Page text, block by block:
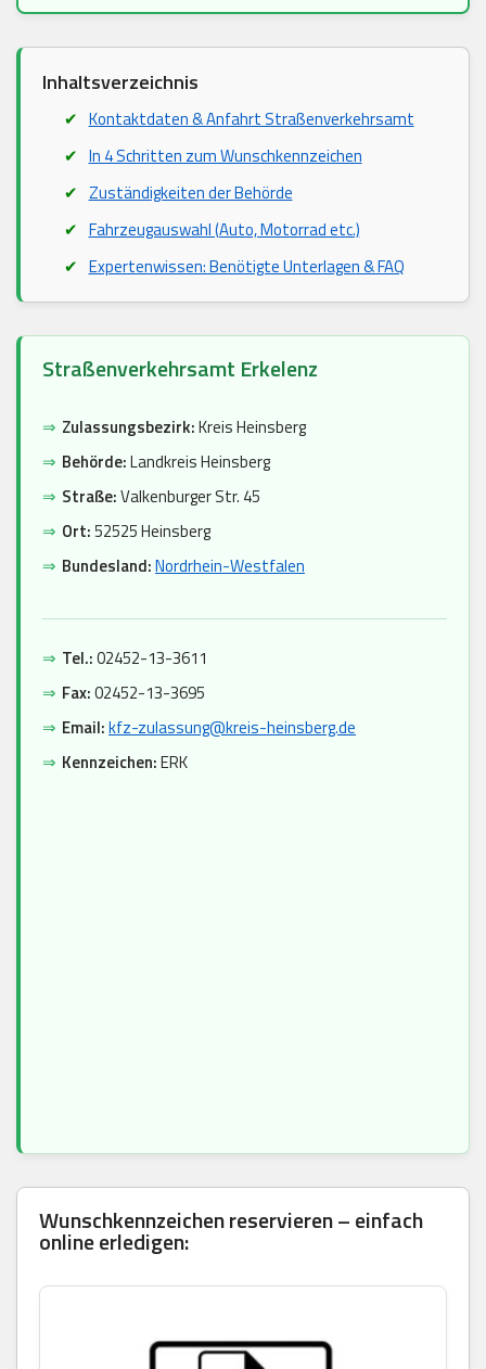
Inhaltsverzeichnis
Kontaktdaten & Anfahrt Straßenverkehrsamt
In 4 Schritten zum Wunschkennzeichen
Zuständigkeiten der Behörde
Fahrzeugauswahl (Auto, Motorrad etc.)
Expertenwissen: Benötigte Unterlagen & FAQ
Straßenverkehrsamt Erkelenz
⇒ Zulassungsbezirk:Kreis Heinsberg
⇒ Behörde:Landkreis Heinsberg
⇒ Straße:Valkenburger Str. 45
⇒ Ort:52525 Heinsberg
⇒ Bundesland:Nordrhein-Westfalen
⇒ Tel.:02452-13-3611
⇒ Fax:02452-13-3695
⇒ Email:kfz-zulassung@kreis-heinsberg.de
⇒ Kennzeichen:ERK
Wunschkennzeichen reservieren – einfach
online erledigen: